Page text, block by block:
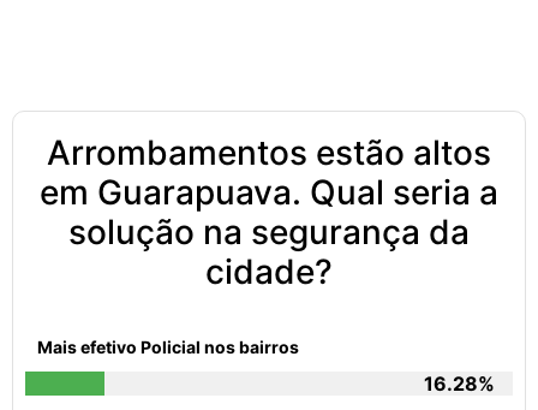
Arrombamentos estão altos
em Guarapuava. Qual seria a
solução na segurança da
cidade?
Mais efetivo Policial nos bairros
16.28%